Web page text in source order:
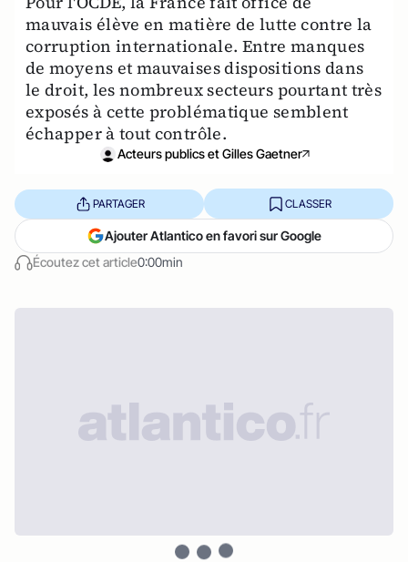
mauvais élève en matière de lutte contre la
corruption internationale. Entre manques
de moyens et mauvaises dispositions dans
le droit, les nombreux secteurs pourtant très
exposés à cette problématique semblent
échapper à tout contrôle.
Acteurs publics et Gilles Gaetner
Écoutez cet article0:00min
PARTAGER CLASSER
Ajouter Atlantico en favori sur Google